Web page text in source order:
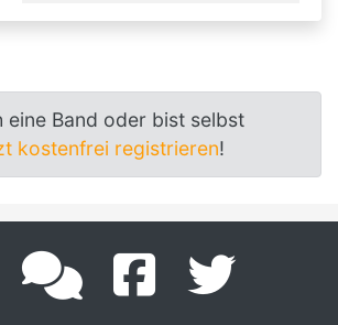
eine Band oder bist selbst
kostenfrei registrieren!